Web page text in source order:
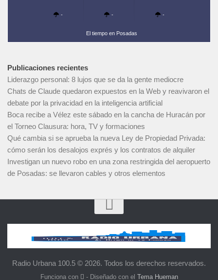
- - -
El tiempo en Posadas
Publicaciones recientes
Liderazgo personal: 8 lujos que se da la gente mediocre
Chats de Claude quedaron expuestos en la Web y reavivaron el
debate por la privacidad en la inteligencia artificial
Boca recibe a Vélez este sábado en la cancha de Huracán por
el Torneo Clausura: hora, TV y formaciones
Qué cambia si se aprueba la nueva Ley de Propiedad Privada:
cómo serán los desalojos exprés y los contratos de alquiler
Investigan un nuevo robo en una zona restringida del aeropuerto
de Posadas: se llevaron cables y otros elementos
Radio Urbana 100.5 © 2026. Todos los derechos reservados.
Funciona con - Diseñado con el Tema Hueman